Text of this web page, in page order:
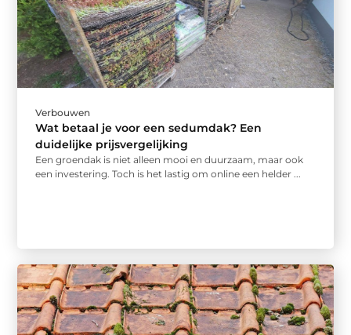
Verbouwen
Wat betaal je voor een sedumdak? Een
duidelijke prijsvergelijking
Een groendak is niet alleen mooi en duurzaam, maar ook
een investering. Toch is het lastig om online een helder ...